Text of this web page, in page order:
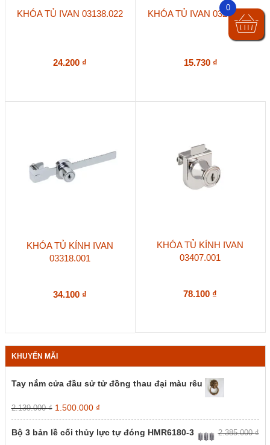
KHÓA TỦ IVAN 03138.022
24.200 ₫
KHÓA TỦ IVAN 03238.022
15.730 ₫
KHÓA TỦ KÍNH IVAN
03318.001
34.100 ₫
KHÓA TỦ KÍNH IVAN
03407.001
78.100 ₫
KHUYẾN MÃI
Tay nắm cửa đầu sử tử đồng thau đại màu rêu
2.139.000₫ Giá
gốc
là:
2.139.000 ₫.
1.500.000 ₫Giá
hiện
là:
Bộ 3 bản lề cối thủy lực tự đóng HMR6180-3 2.385.000₫
0